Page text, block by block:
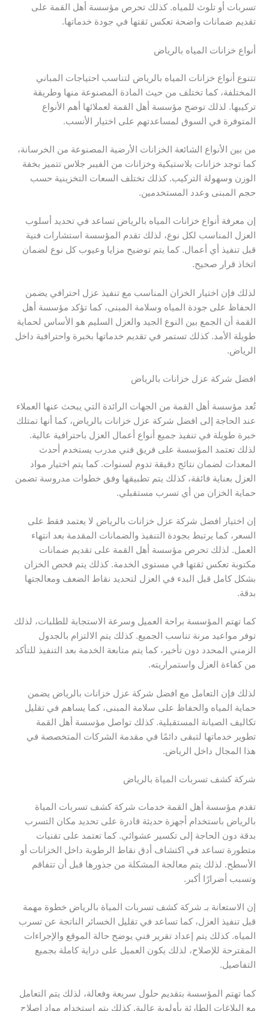
تسربات أو تلوث للمياه. كذلك تحرص مؤسسة أهل القمة على
تقديم ضمانات واضحة تعكس ثقتها في جودة خدماتها.
أنواع خزانات المياه بالرياض
تتنوع أنواع خزانات المياه بالرياض لتناسب احتياجات المباني
المختلفة، كما تختلف من حيث المادة المصنوعة منها وطريقة
تركيبها. لذلك توضح مؤسسة أهل القمة لعملائها أهم الأنواع
المتوفرة في السوق لمساعدتهم على اختيار الأنسب.
من بين الأنواع الشائعة الخزانات الأرضية المصنوعة من الخرسانة،
كما توجد خزانات بلاستيكية وخزانات من الفيبر جلاس تتميز بخفة
الوزن وسهولة التركيب. كذلك تختلف السعات التخزينية حسب
حجم المبنى وعدد المستخدمين.
إن معرفة أنواع خزانات المياه بالرياض تساعد في تحديد أسلوب
العزل المناسب لكل نوع، لذلك تقدم المؤسسة استشارات فنية
قبل تنفيذ أي أعمال. كما يتم توضيح مزايا وعيوب كل نوع لضمان
اتخاذ قرار صحيح.
لذلك فإن اختيار الخزان المناسب مع تنفيذ عزل احترافي يضمن
الحفاظ على جودة المياه وسلامة المبنى، كما تؤكد مؤسسة أهل
القمة أن الجمع بين النوع الجيد والعزل السليم هو الأساس لحماية
طويلة الأمد. كذلك تستمر في تقديم خدماتها بخبرة واحترافية داخل
الرياض.
افضل شركة عزل خزانات بالرياض
تُعد مؤسسة أهل القمة من الجهات الرائدة التي يبحث عنها العملاء
عند الحاجة إلى افضل شركة عزل خزانات بالرياض، كما أنها تمتلك
خبرة طويلة في تنفيذ جميع أنواع أعمال العزل باحترافية عالية.
لذلك تعتمد المؤسسة على فريق فني مدرب يستخدم أحدث
المعدات لضمان نتائج دقيقة تدوم لسنوات. كما يتم اختيار مواد
العزل بعناية فائقة، كذلك يتم تطبيقها وفق خطوات مدروسة تضمن
حماية الخزان من أي تسرب مستقبلي.
إن اختيار افضل شركة عزل خزانات بالرياض لا يعتمد فقط على
السعر، كما يرتبط بجودة التنفيذ والضمانات المقدمة بعد انتهاء
العمل. لذلك تحرص مؤسسة أهل القمة على تقديم ضمانات
مكتوبة تعكس ثقتها في مستوى الخدمة. كذلك يتم فحص الخزان
بشكل كامل قبل البدء في العزل لتحديد نقاط الضعف ومعالجتها
بدقة.
كما تهتم المؤسسة براحة العميل وسرعة الاستجابة للطلبات، لذلك
توفر مواعيد مرنة تناسب الجميع. كذلك يتم الالتزام بالجدول
الزمني المحدد دون تأخير، كما يتم متابعة الخدمة بعد التنفيذ للتأكد
من كفاءة العزل واستمراريته.
لذلك فإن التعامل مع افضل شركة عزل خزانات بالرياض يضمن
حماية المياه والحفاظ على سلامة المبنى، كما يساهم في تقليل
تكاليف الصيانة المستقبلية. كذلك تواصل مؤسسة أهل القمة
تطوير خدماتها لتبقى دائمًا في مقدمة الشركات المتخصصة في
هذا المجال داخل الرياض.
شركة كشف تسربات المياة بالرياض
تقدم مؤسسة أهل القمة خدمات شركة كشف تسربات المياة
بالرياض باستخدام أجهزة حديثة قادرة على تحديد مكان التسرب
بدقة دون الحاجة إلى تكسير عشوائي. كما تعتمد على تقنيات
متطورة تساعد في اكتشاف أدق نقاط الرطوبة داخل الخزانات أو
الأسطح. لذلك يتم معالجة المشكلة من جذورها قبل أن تتفاقم
وتسبب أضرارًا أكبر.
إن الاستعانة بـ شركة كشف تسربات المياة بالرياض خطوة مهمة
قبل تنفيذ العزل، كما تساعد في تقليل الخسائر الناتجة عن تسرب
المياه. كذلك يتم إعداد تقرير فني يوضح حالة الموقع والإجراءات
المقترحة للإصلاح، لذلك يكون العميل على دراية كاملة بجميع
التفاصيل.
كما تهتم المؤسسة بتقديم حلول سريعة وفعالة، لذلك يتم التعامل
مع البلاغات الطارئة بأولوية عالية. كذلك يتم استخدام مواد إصلاح